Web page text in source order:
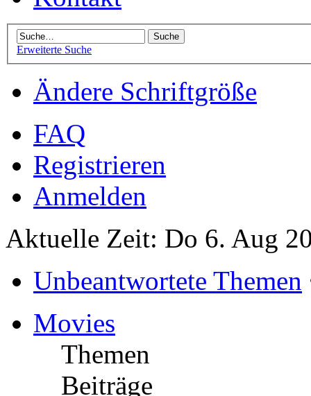
Erweiterte Suche
Ändere Schriftgröße
FAQ
Registrieren
Anmelden
Aktuelle Zeit: Do 6. Aug
Unbeantwortete Themen
Movies
Themen
Beiträge